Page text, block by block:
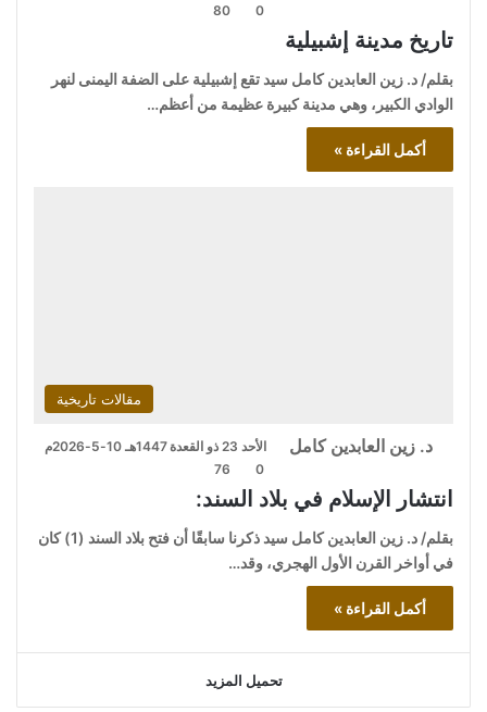
0
80
تاريخ مدينة إشبيلية
بقلم/ د. زين العابدين كامل سيد تقع إشبيلية على الضفة اليمنى لنهر
الوادي الكبير، وهي مدينة كبيرة عظيمة من أعظم…
أكمل القراءة »
مقالات تاريخية
د. زين العابدين كامل
الأحد 23 ذو القعدة 1447هـ 10-5-2026م
0
76
انتشار الإسلام في بلاد السند:
بقلم/ د. زين العابدين كامل سيد ذكرنا سابقًا أن فتح بلاد السند (1) كان
في أواخر القرن الأول الهجري، وقد…
أكمل القراءة »
تحميل المزيد